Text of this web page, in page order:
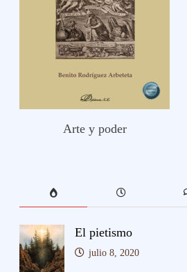
Arte y poder
El pietismo
julio 8, 2020